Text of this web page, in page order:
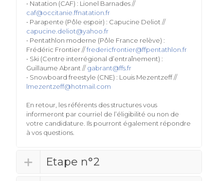
• Natation (CAF) : Lionel Barnades //
caf@occitanie.ffnatation.fr
• Parapente (Pôle espoir) : Capucine Deliot //
capucine.deliot@yahoo.fr
• Pentathlon moderne (Pôle France relève) :
Frédéric Frontier //fredericfrontier@ffpentathlon.fr
• Ski (Centre interrégional d’entraînement) :
Guillaume Abrant //gabrant@ffs.fr
• Snowboard freestyle (CNE) : Louis Mezentzeff //
lmezentzeff@hotmail.com
En retour, les référents des structures vous
informeront par courriel de l’éligibilité ou non de
votre candidature. Ils pourront également répondre
à vos questions.
Etape n°2